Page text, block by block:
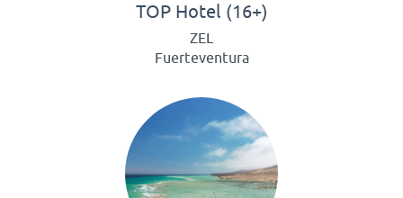
TOP Hotel (16+)
ZEL
Fuerteventura